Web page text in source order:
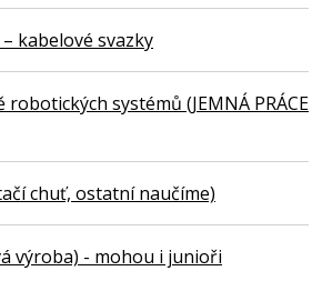
kabelové svazky
systémů (JEMNÁ PRÁCE
chuť, ostatní naučíme)
výroba) - mohou i junioři